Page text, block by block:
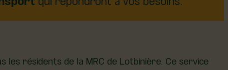
résidents de la MRC de Lotbinière. Ce service